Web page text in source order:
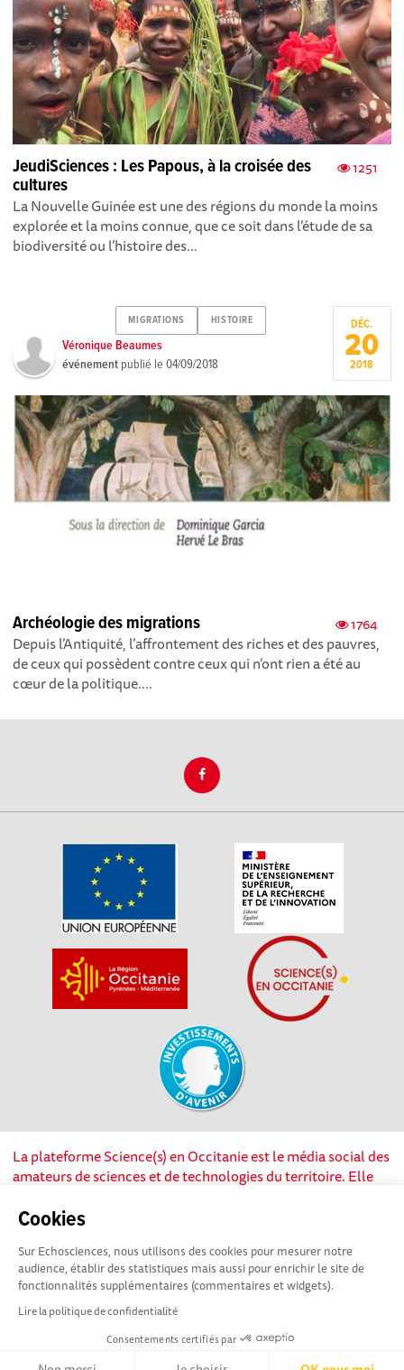
Cookies
Sur Echosciences, nous utilisons des cookies pour mesurer notre
audience, établir des statistiques mais aussi pour enrichir le site de
fonctionnalités supplémentaires (commentaires et widgets).
Lire la politique de confidentialité
Consentements certifiés par
1251
JeudiSciences : Les Papous, à la croisée des
cultures
La Nouvelle Guinée est une des régions du monde la moins
explorée et la moins connue, que ce soit dans l’étude de sa
biodiversité ou l’histoire des...
MIGRATIONS HISTOIRE
Véronique Beaumes
événement publié le04/09/2018
DÉC.
20
2018
1764
Archéologie des migrations
Depuis l’Antiquité, l’affrontement des riches et des pauvres,
de ceux qui possèdent contre ceux qui n’ont rien a été au
cœur de la politique....
La plateforme Science(s) en Occitanie est le média social des
amateurs de sciences et de technologies du territoire. Elle
soutien de nombreux acteurs locaux. Ce projet est cofinancé
l’Union européenne via les fonds européen de
développement régional. Science(s) en Occitanie est une
plateforme Echosciences by Amcsti.
Mentions légales|Politique de confidentialité
Ligne éditoriale